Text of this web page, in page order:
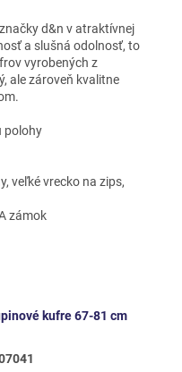
d&n v atraktívnej
a slušná odolnosť, to
vyrobených z
ale zároveň kvalitne
polohy
veľké vrecko na zips,
zámok
kufre 67-81 cm